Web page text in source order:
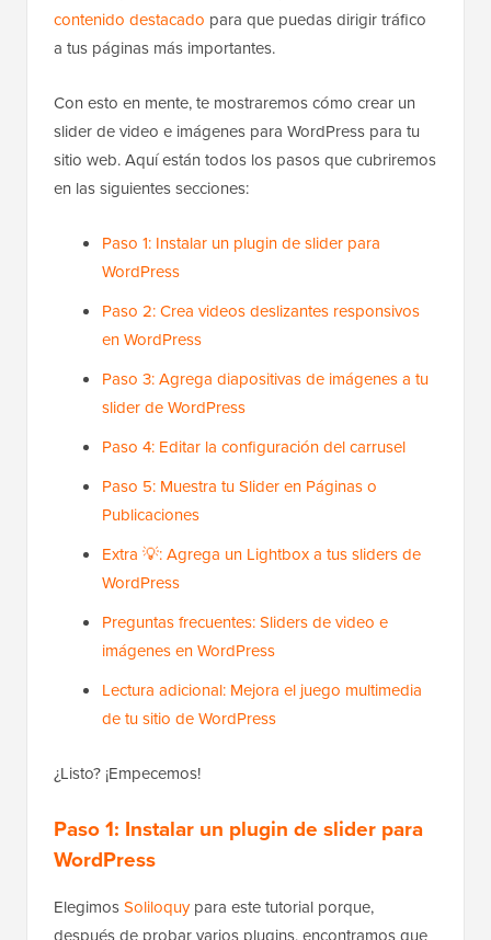
contenido destacado para que puedas dirigir tráfico
a tus páginas más importantes.
Con esto en mente, te mostraremos cómo crear un
slider de video e imágenes para WordPress para tu
sitio web. Aquí están todos los pasos que cubriremos
en las siguientes secciones:
Paso 1: Instalar un plugin de slider para
WordPress
Paso 2: Crea videos deslizantes responsivos
en WordPress
Paso 3: Agrega diapositivas de imágenes a tu
slider de WordPress
Paso 4: Editar la configuración del carrusel
Paso 5: Muestra tu Slider en Páginas o
Publicaciones
Extra 💡: Agrega un Lightbox a tus sliders de
WordPress
Preguntas frecuentes: Sliders de video e
imágenes en WordPress
Lectura adicional: Mejora el juego multimedia
de tu sitio de WordPress
¿Listo? ¡Empecemos!
Paso 1: Instalar un plugin de slider para
WordPress
ElegimosSoliloquypara este tutorial porque,